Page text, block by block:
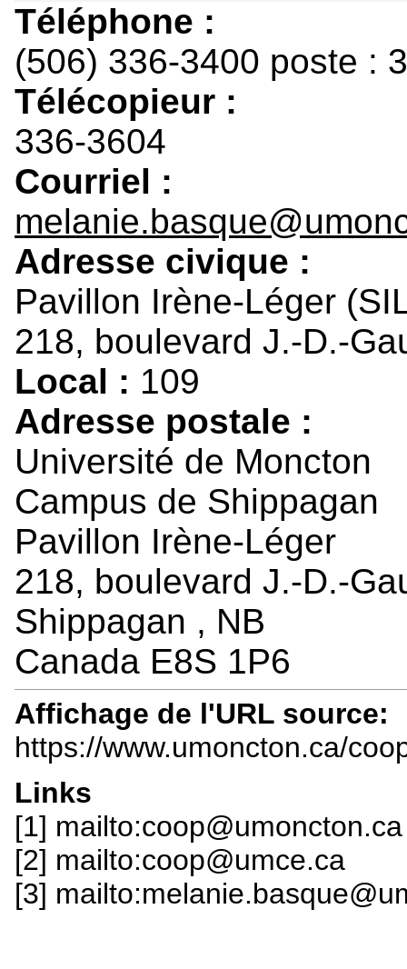
Téléphone :
(506) 336-3400 poste :
Télécopieur :
336-3604
Courriel :
Adresse civique :
Pavillon Irène-Léger
218, boulevard J.-D.-
Local : 109
Adresse postale :
Université de Moncton
Campus de Shippagan
Pavillon Irène-Léger
218, boulevard J.-D.-
Shippagan , NB
Canada E8S 1P6
Affichage de l'URL source:
https://www.umoncton.ca/
Links
[1] mailto:coop@umoncton.ca
[2] mailto:coop@umce.ca
[3]